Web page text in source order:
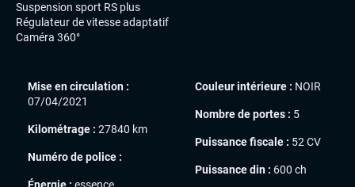
Suspension sport RS plus
Régulateur de vitesse adaptatif
Caméra 360°
Mise en circulation :
07/04/2021
Kilométrage : 27840 km
Numéro de police :
Couleur intérieure : NOIR
Nombre de portes : 5
Puissance fiscale : 52 CV
Puissance din : 600 ch